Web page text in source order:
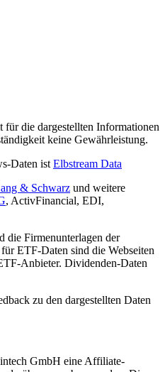
die dargestellten Informationen
keine Gewährleistung.
Daten ist Elbstream Data
& Schwarz und weitere
, ActivFinancial, EDI,
die Firmenunterlagen der
ETF-Daten sind die Webseiten
Anbieter. Dividenden-Daten
zu den dargestellten Daten
GmbH eine Affiliate-